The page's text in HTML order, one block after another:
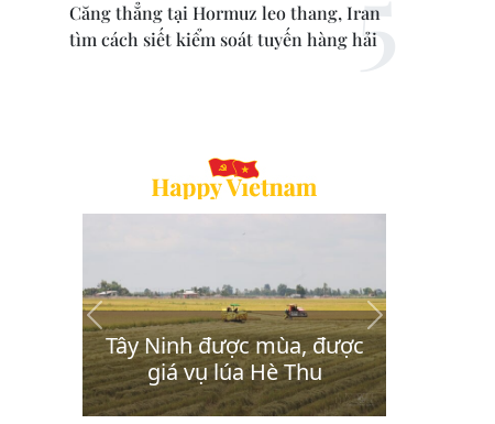
Căng thẳng tại Hormuz leo thang, Iran
tìm cách siết kiểm soát tuyến hàng hải